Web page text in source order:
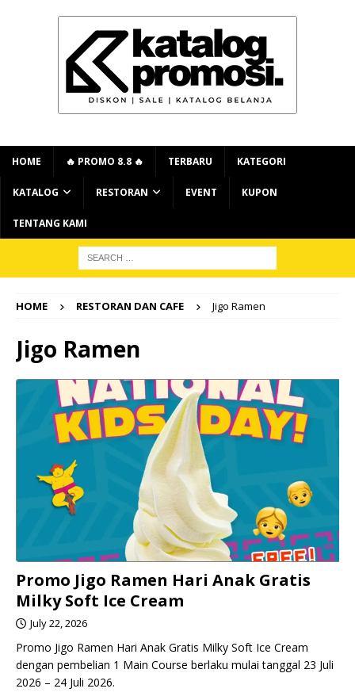
HOME 🔥 PROMO 8.8 🔥 TERBARU KATEGORI
KATALOG RESTORAN EVENT KUPON
TENTANG KAMI
HOME RESTORAN DAN CAFE Jigo Ramen
Jigo Ramen
Promo Jigo Ramen Hari Anak Gratis
Milky Soft Ice Cream
July 22, 2026
Promo Jigo Ramen Hari Anak Gratis Milky Soft Ice Cream
dengan pembelian 1 Main Course berlaku mulai tanggal 23 Juli
2026 – 24 Juli 2026.